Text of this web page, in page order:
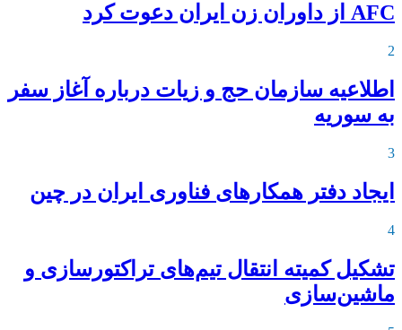
AFC از داوران زن ایران دعوت کرد
2
اطلاعیه‌ سازمان حج و زیات درباره آغاز سفر
به سوریه
3
ایجاد دفتر همکارهای فناوری ایران در چین
4
تشکیل کمیته انتقال تیم‌های تراکتورسازی و
ماشین‌سازی